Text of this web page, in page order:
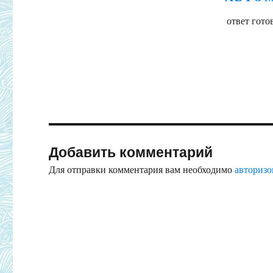
ответ
Добавить комментарий
Для отправки комментария вам необходимо